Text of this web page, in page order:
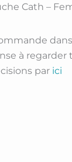
Cath –
à regarder
par ici